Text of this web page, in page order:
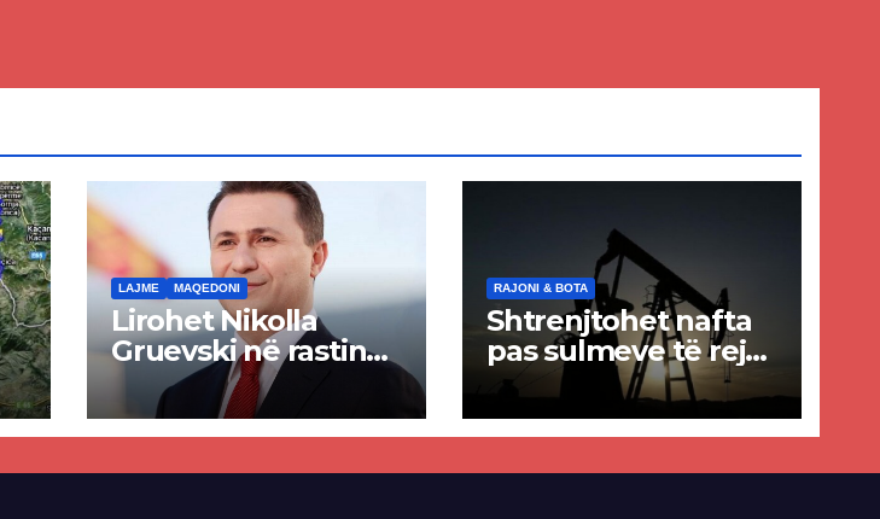
LAJME MAQEDONI
Lirohet Nikolla
Gruevski në rastin
“Talir 2”, gjykata
rrëzon akuzat për
ndërtimin e
paligjshëm të selisë
RAJONI & BOTA
Shtrenjtohet nafta
pas sulmeve të reja
SHBA–Iran